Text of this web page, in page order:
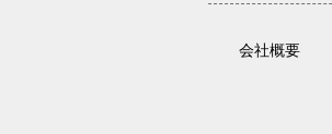
会社概要